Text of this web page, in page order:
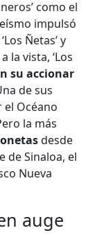
como el
impulsó
Ñetas’ y
la vista, ‘Los
su accionar
de sus
Océano
la más
desde
de Sinaloa, el
Nueva
auge